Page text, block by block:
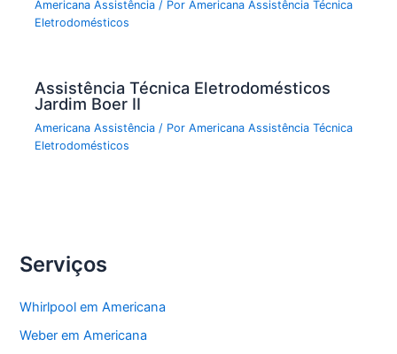
Americana Assistência / PorAmericana Assistência Técnica
Eletrodomésticos
Assistência Técnica Eletrodomésticos
Jardim Boer II
Americana Assistência / PorAmericana Assistência Técnica
Eletrodomésticos
Serviços
Whirlpool em Americana
Weber em Americana